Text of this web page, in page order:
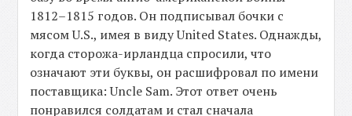
1812–1815 годов. Он подписывал бочки с
мясом U.S., имея в виду United States. Однажды,
когда сторожа-ирландца спросили, что
означают эти буквы, он расшифровал по имени
поставщика: Uncle Sam. Этот ответ очень
понравился солдатам и стал сначала